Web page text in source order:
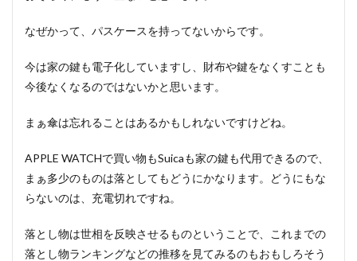
なぜかって、パスケースを持ってないからです。
今は家の鍵も電子化していますし、財布や鍵をなくすことも
今後なくなるのではないかと思います。
まぁ傘は忘れることはあるかもしれないですけどね。
APPLE WATCHで買い物もSuicaも家の鍵も代用できるので、
まぁ多少のものは落としてもどうにかなります。どうにもな
らないのは、充電切れですね。
落とし物は世相を反映させるものということで、これまでの
落とし物ランキングなどの推移を見てみるのもおもしろそう